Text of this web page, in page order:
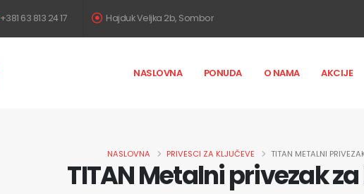
+381 63 813 24 17 Hajduk Veljka 2b, Sombor
NASLOVNA PONUDA O NAMA AKCIJE
TITAN Metalni privezak
NASLOVNA PRIVESCI ZA KLJUČEVE TITAN METALNI